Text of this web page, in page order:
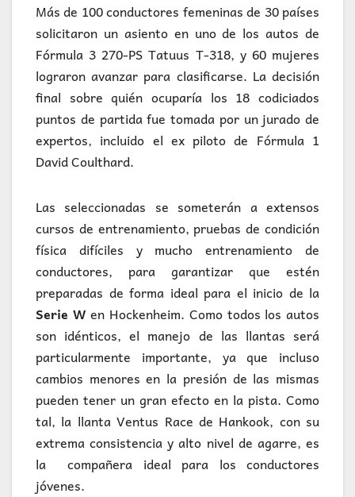
Más de 100 conductores femeninas de 30 países
solicitaron un asiento en uno de los autos de
Fórmula 3 270-PS Tatuus T-318, y 60 mujeres
lograron avanzar para clasificarse. La decisión
final sobre quién ocuparía los 18 codiciados
puntos de partida fue tomada por un jurado de
expertos, incluido el ex piloto de Fórmula 1
David Coulthard.
Las seleccionadas se someterán a extensos
cursos de entrenamiento, pruebas de condición
física difíciles y mucho entrenamiento de
conductores, para garantizar que estén
preparadas de forma ideal para el inicio de la
Serie W en Hockenheim. Como todos los autos
son idénticos, el manejo de las llantas será
particularmente importante, ya que incluso
cambios menores en la presión de las mismas
pueden tener un gran efecto en la pista. Como
tal, la llanta Ventus Race de Hankook, con su
extrema consistencia y alto nivel de agarre, es
la compañera ideal para los conductores
jóvenes.